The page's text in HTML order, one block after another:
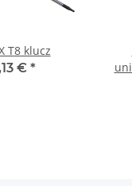
T8 klucz
€ *